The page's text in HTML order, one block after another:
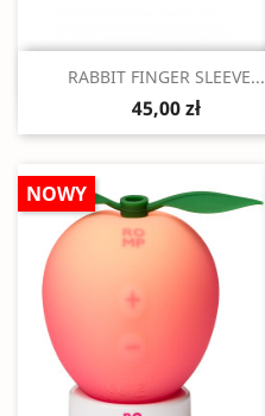
Szybki podgląd
RABBIT FINGER SLEEVE...
45,00 zł
NOWY